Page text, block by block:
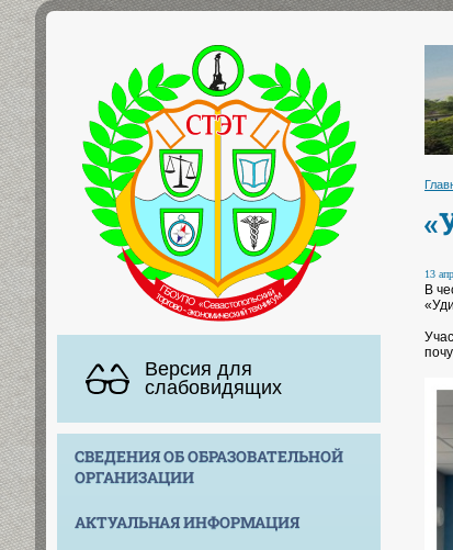
Версия для
слабовидящих
СВЕДЕНИЯ ОБ ОБРАЗОВАТЕЛЬНОЙ
ОРГАНИЗАЦИИ
АКТУАЛЬНАЯ ИНФОРМАЦИЯ
13
В